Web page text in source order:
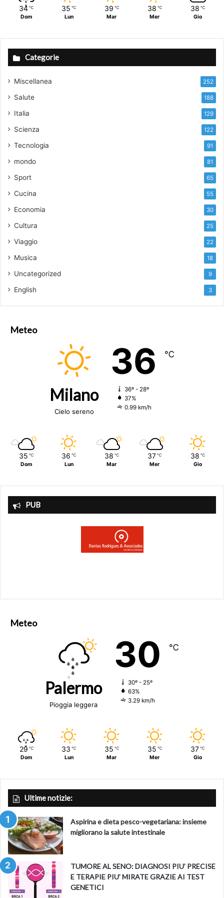
34 ℃
Dom
35 ℃
Lun
39 ℃
Mar
38 ℃
Mer
38 ℃
Gio
Categorie
Miscellanea 252
Salute 188
Italia 129
Scienza 122
Tecnologia 91
mondo 81
Sport 65
Cucina 55
Economia 30
Cultura 25
Viaggio 22
Musica 18
Uncategorized 9
English 3
Meteo
Milano
Cielo sereno
36 ℃
36º - 28º
37%
0.99 km/h
35 ℃
Dom
36 ℃
Lun
38 ℃
Mar
37 ℃
Mer
38 ℃
Gio
PUB
Meteo
Palermo
Pioggia leggera
30 ℃
30º - 25º
63%
3.29 km/h
29 ℃
Dom
33 ℃
Lun
35 ℃
Mar
35 ℃
Mer
37 ℃
Gio
Ultime notizie:
Aspirina e dieta pesco-vegetariana: insieme
migliorano la salute intestinale
TUMORE AL SENO: DIAGNOSI PIU’ PRECISE
E TERAPIE PIU’ MIRATE GRAZIE AI TEST
GENETICI